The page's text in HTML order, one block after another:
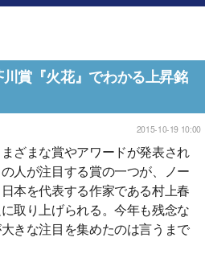
賞『火花』でわかる上昇銘
2015-10-19 10:00
ざまな賞やアワードが発表され
人が注目する賞の一つが、ノー
本を代表する作家である村上春
取り上げられる。今年も残念な
きな注目を集めたのは言うまで